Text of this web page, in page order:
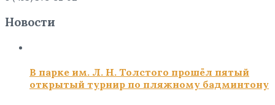
Новости
В парке им. Л. Н. Толстого прошёл пятый
открытый турнир по пляжному бадминтону